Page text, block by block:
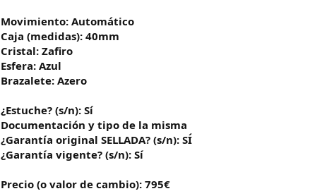
Movimiento: Automático
Caja (medidas): 40mm
Cristal: Zafiro
Esfera: Azul
Brazalete: Azero
¿Estuche? (s/n): Sí
Documentación y tipo de la misma
¿Garantía original SELLADA? (s/n): SÍ
¿Garantía vigente? (s/n): Sí
Precio (o valor de cambio): 795€